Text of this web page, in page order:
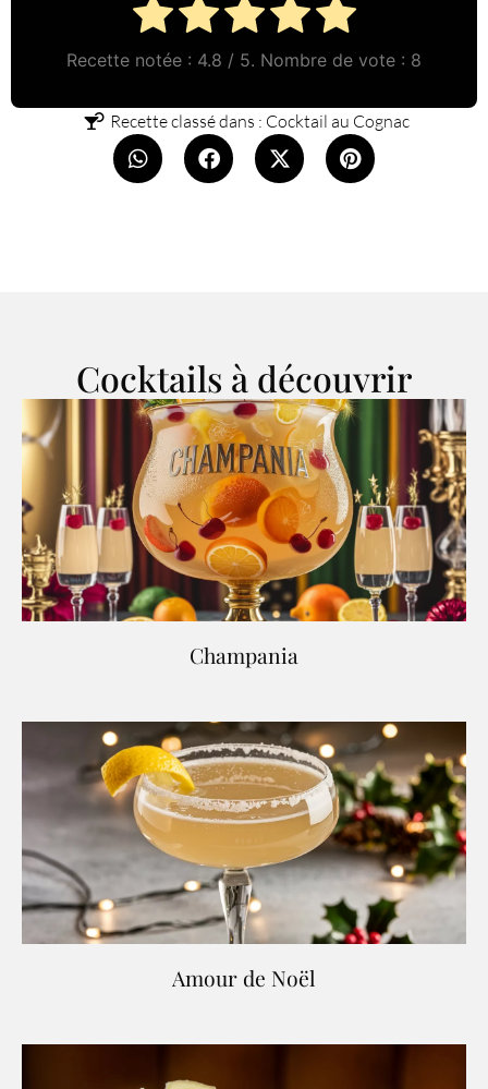
Recette notée : 4.8 / 5. Nombre de vote : 8
Recette classé dans : Cocktail au Cognac
Cocktails à découvrir
Champania
Amour de Noël